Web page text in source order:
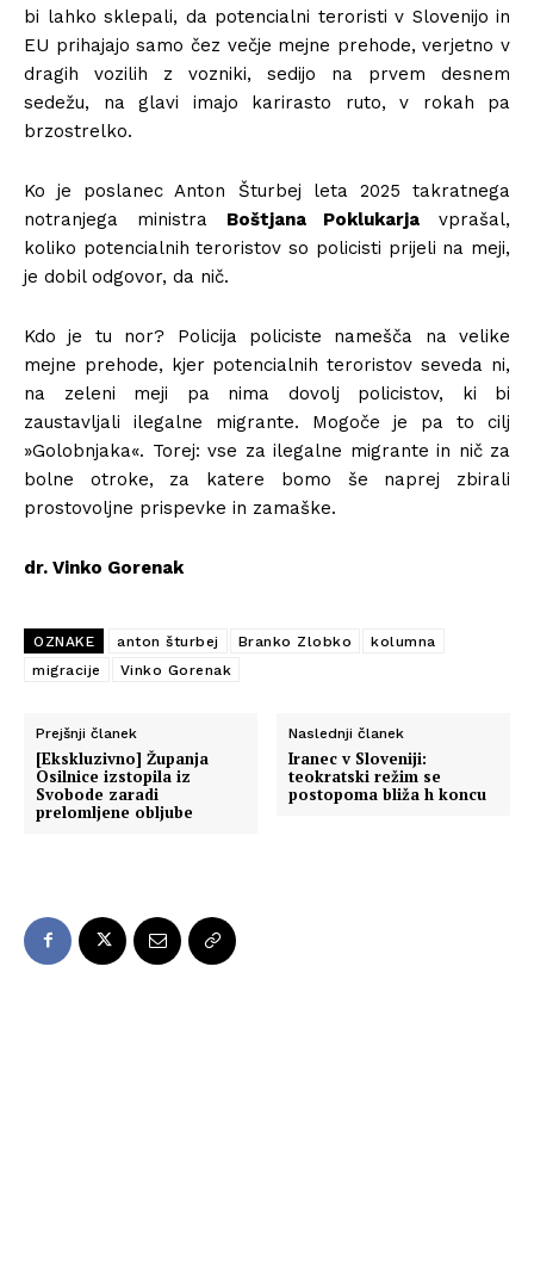
bi lahko sklepali, da potencialni teroristi v Slovenijo in
EU prihajajo samo čez večje mejne prehode, verjetno v
dragih vozilih z vozniki, sedijo na prvem desnem
sedežu, na glavi imajo karirasto ruto, v rokah pa
brzostrelko.
Ko je poslanec Anton Šturbej leta 2025 takratnega
notranjega ministra Boštjana Poklukarja vprašal,
koliko potencialnih teroristov so policisti prijeli na meji,
je dobil odgovor, da nič.
Kdo je tu nor? Policija policiste namešča na velike
mejne prehode, kjer potencialnih teroristov seveda ni,
na zeleni meji pa nima dovolj policistov, ki bi
zaustavljali ilegalne migrante. Mogoče je pa to cilj
»Golobnjaka«. Torej: vse za ilegalne migrante in nič za
bolne otroke, za katere bomo še naprej zbirali
prostovoljne prispevke in zamaške.
dr. Vinko Gorenak
OZNAKE anton šturbej Branko Zlobko
kolumna
migracije
Vinko Gorenak
Prejšnji članek
[Ekskluzivno] Županja
Osilnice izstopila iz
Svobode zaradi
prelomljene obljube
Naslednji članek
Iranec v Sloveniji:
teokratski režim se
postopoma bliža h koncu